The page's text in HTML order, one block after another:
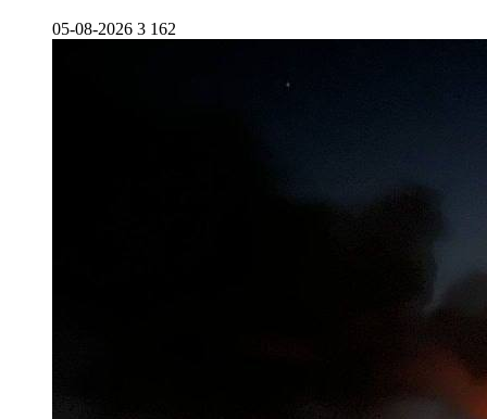
05-08-2026 3 162